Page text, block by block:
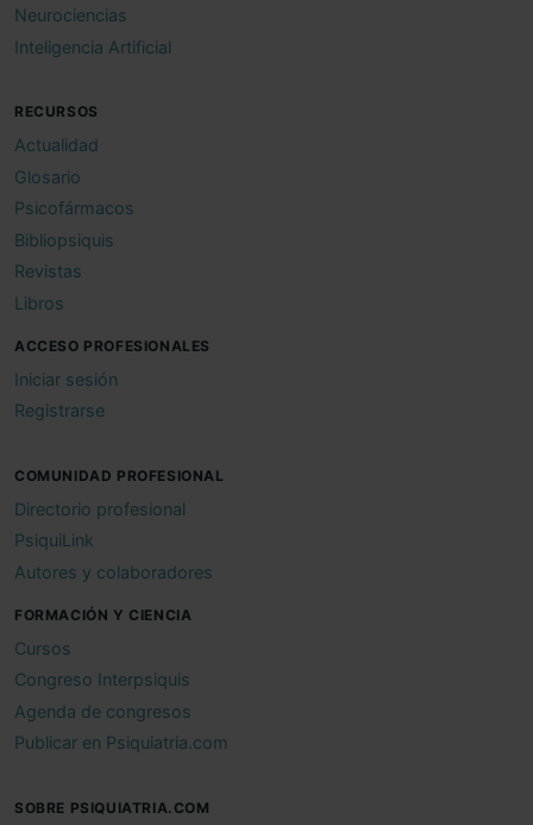
Neurociencias
Inteligencia Artificial
RECURSOS
Actualidad
Glosario
Psicofármacos
Bibliopsiquis
Revistas
Libros
ACCESO PROFESIONALES
Iniciar sesión
Registrarse
COMUNIDAD PROFESIONAL
Directorio profesional
PsiquiLink
Autores y colaboradores
FORMACIÓN Y CIENCIA
Cursos
Congreso Interpsiquis
Agenda de congresos
Publicar en Psiquiatria.com
SOBRE PSIQUIATRIA.COM